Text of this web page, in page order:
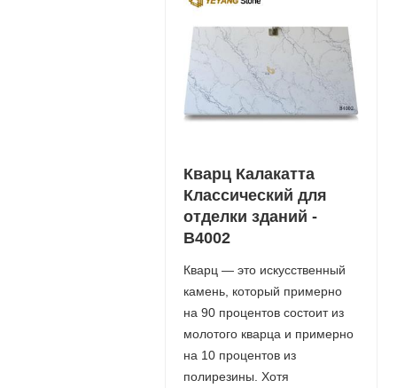
Кварц Калакатта
Классический для
отделки зданий -
B4002
Кварц — это искусственный
камень, который примерно
на 90 процентов состоит из
молотого кварца и примерно
на 10 процентов из
полирезины. Хотя